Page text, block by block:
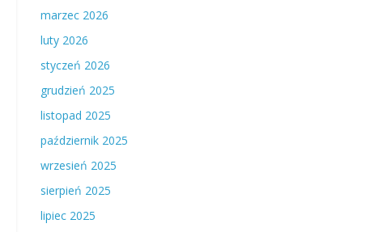
marzec 2026
luty 2026
styczeń 2026
grudzień 2025
listopad 2025
październik 2025
wrzesień 2025
sierpień 2025
lipiec 2025